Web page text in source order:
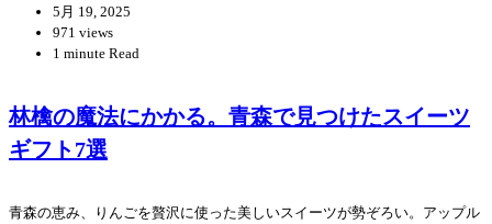
5月 19, 2025
971 views
1 minute Read
林檎の魔法にかかる。青森で見つけたスイーツ
ギフト7選
青森の恵み、りんごを贅沢に使った美しいスイーツが勢ぞろい。アップル